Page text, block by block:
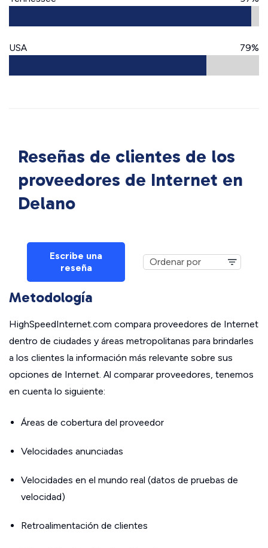
USA 79%
Reseñas de clientes de los
proveedores de Internet en
Delano
Escribe una
reseña
Metodología
HighSpeedInternet.com compara proveedores de Internet
dentro de ciudades y áreas metropolitanas para brindarles
a los clientes la información más relevante sobre sus
opciones de Internet. Al comparar proveedores, tenemos
en cuenta lo siguiente:
Áreas de cobertura del proveedor
Velocidades anunciadas
Velocidades en el mundo real (datos de pruebas de
velocidad)
Retroalimentación de clientes